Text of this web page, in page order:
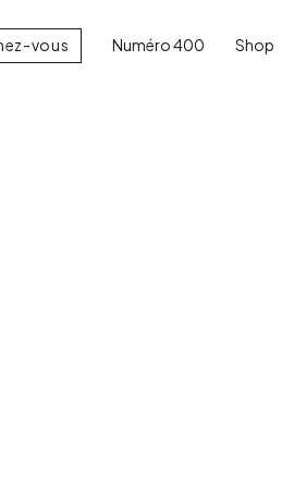
vous Numéro 400 Shop